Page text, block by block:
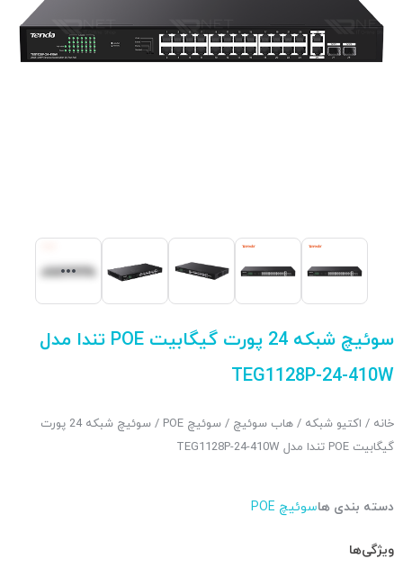
سوئیچ شبکه 24 پورت گیگابیت POE تندا مدل
TEG1128P-24-410W
خانه / اکتیو شبکه / هاب سوئیچ / سوئیچ POE
/ سوئیچ شبکه 24 پورت
گیگابیت POE تندا مدل TEG1128P-24-410W
دسته بندی هاسوئیچ POE
ویژگی‌ها